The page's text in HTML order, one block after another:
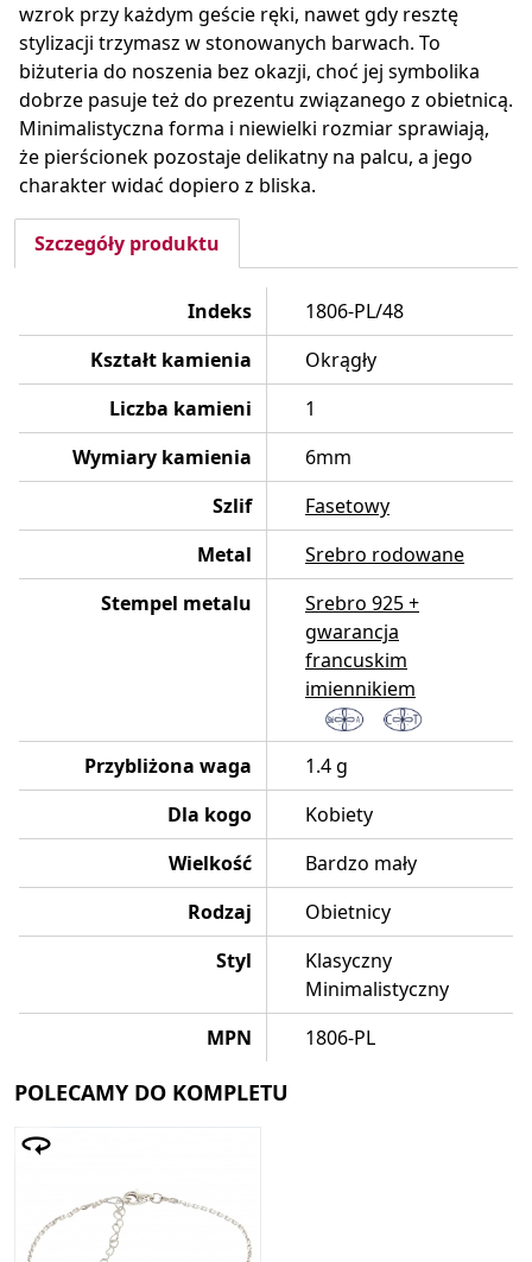
wzrok przy każdym geście ręki, nawet gdy resztę
stylizacji trzymasz w stonowanych barwach. To
biżuteria do noszenia bez okazji, choć jej symbolika
dobrze pasuje też do prezentu związanego z obietnicą.
Minimalistyczna forma i niewielki rozmiar sprawiają,
że pierścionek pozostaje delikatny na palcu, a jego
charakter widać dopiero z bliska.
Szczegóły produktu
Indeks
1806-PL/48
Kształt kamienia
Okrągły
Liczba kamieni
1
Wymiary kamienia
6mm
Szlif
Fasetowy
Metal
Srebro rodowane
Stempel metalu
Srebro 925 +
gwarancja
francuskim
imiennikiem
Przybliżona waga
1.4 g
Dla kogo
Kobiety
Wielkość
Bardzo mały
Rodzaj
Obietnicy
Styl
Klasyczny
Minimalistyczny
MPN
1806-PL
POLECAMY DO KOMPLETU